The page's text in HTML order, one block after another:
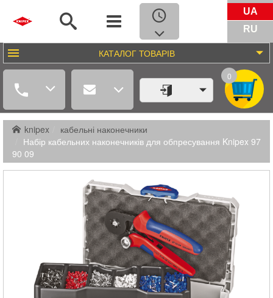
UA
RU
КАТАЛОГ ТОВАРІВ
0
knipex
кабельні наконечники
Набір кабельних наконечників для обпресування Knipex 97
90 09